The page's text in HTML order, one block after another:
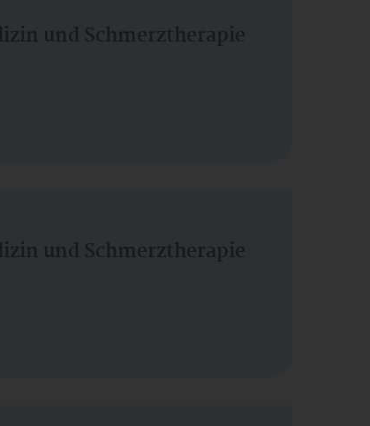
und Schmerztherapie
und Schmerztherapie